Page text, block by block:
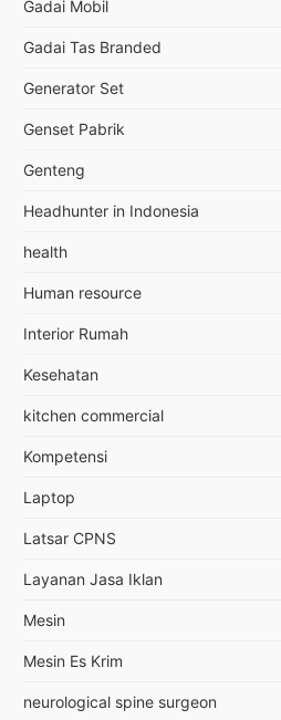
Gadai Mobil
Gadai Tas Branded
Generator Set
Genset Pabrik
Genteng
Headhunter in Indonesia
health
Human resource
Interior Rumah
Kesehatan
kitchen commercial
Kompetensi
Laptop
Latsar CPNS
Layanan Jasa Iklan
Mesin
Mesin Es Krim
neurological spine surgeon